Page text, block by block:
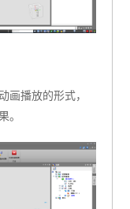
画播放的形式，
。